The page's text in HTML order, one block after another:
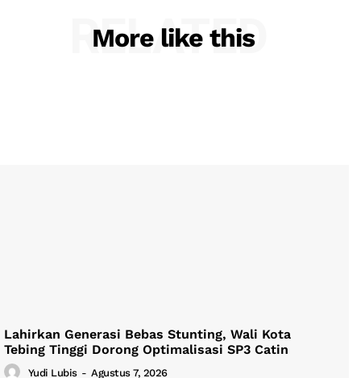
More like this
RELATED
Lahirkan Generasi Bebas Stunting, Wali Kota
Tebing Tinggi Dorong Optimalisasi SP3 Catin
Yudi Lubis - Agustus 7, 2026